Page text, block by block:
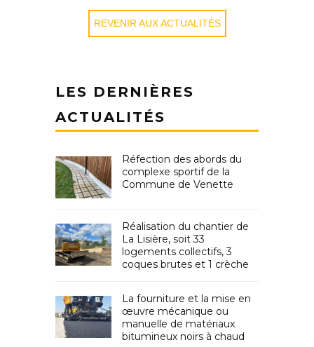
REVENIR AUX ACTUALITÉS
LES DERNIÈRES
ACTUALITÉS
Réfection des abords du
complexe sportif de la
Commune de Venette
Réalisation du chantier de
La Lisière, soit 33
logements collectifs, 3
coques brutes et 1 crèche
La fourniture et la mise en
œuvre mécanique ou
manuelle de matériaux
bitumineux noirs à chaud